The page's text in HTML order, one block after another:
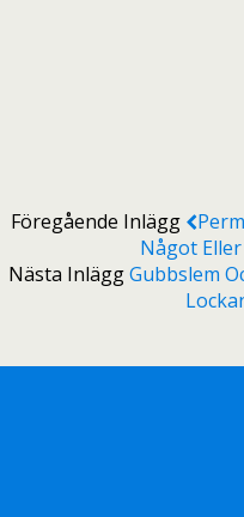
Föregående Inlägg
Något
Nästa InläggGubbslem